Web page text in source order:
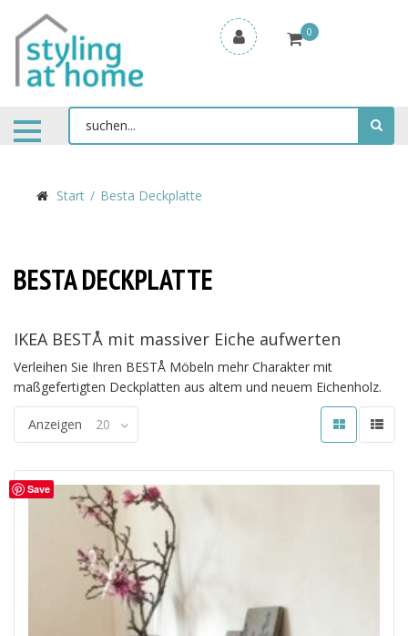
0
Start Besta Deckplatte
BESTA DECKPLATTE
IKEA BESTÅ mit massiver Eiche aufwerten
Verleihen Sie Ihren BESTÅ Möbeln mehr Charakter mit
maßgefertigten Deckplatten aus altem und neuem Eichenholz.
Anzeigen 20
Save